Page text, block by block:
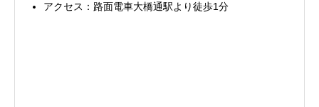
アクセス：路面電車大橋通駅より徒歩1分